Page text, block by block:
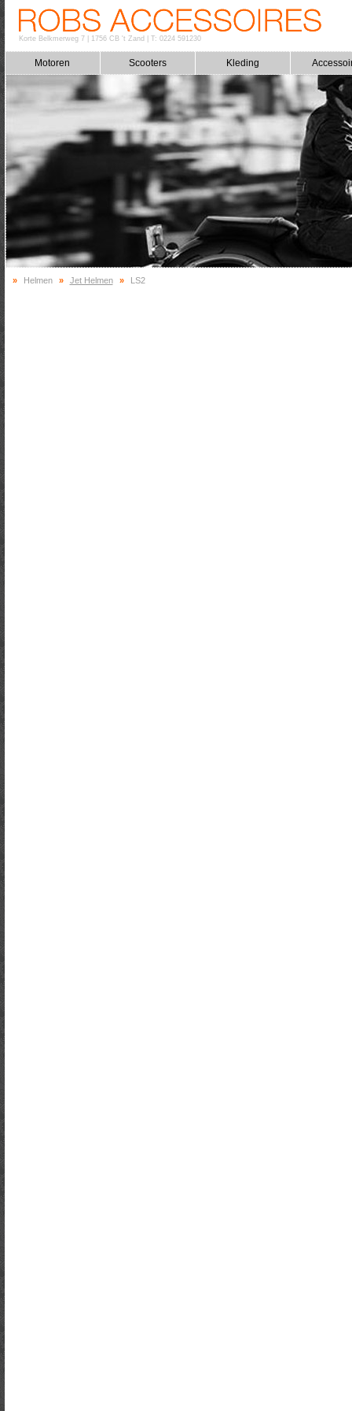
Korte Belkmerweg 7| 1756 CB 't Zand T: 0224 591230
Motoren Scooters Kleding
» Helmen » Jet Helmen » LS2